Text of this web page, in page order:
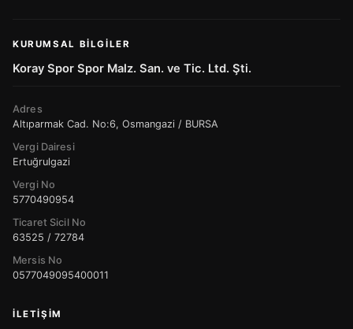
KURUMSAL BILGILER
Koray Spor Spor Malz. San. ve Tic. Ltd. Şti.
Adres
Altıparmak Cad. No:6, Osmangazi / BURSA
Vergi Dairesi
Ertuğrulgazi
Vergi No
5770490954
Ticaret Sicil No
63525 / 72784
Mersis No
0577049095400011
İLETIŞIM